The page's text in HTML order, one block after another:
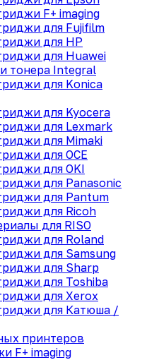
F+ imaging
для Fujifilm
для HP
для Huawei
тонера Integral
для Konica
для Kyocera
для Lexmark
для Mimaki
для OCE
для OKI
для Panasonic
для Pantum
для Ricoh
для RISO
для Roland
для Samsung
для Sharp
для Toshiba
для Xerox
для Катюша /
принтеров
F+ imaging